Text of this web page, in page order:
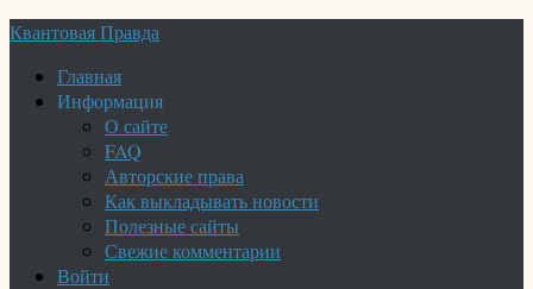
Квантовая Правда
Главная
Информация
О сайте
FAQ
Авторские права
Как выкладывать новости
Полезные сайты
Свежие комментарии
Войти